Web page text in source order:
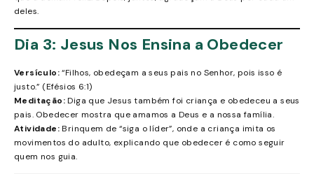
deles.
Dia 3: Jesus Nos Ensina a Obedecer
Versículo:“Filhos, obedeçam a seus pais no Senhor, pois isso é
justo.” (Efésios 6:1)
Meditação:Diga que Jesus também foi criança e obedeceu a seus
pais. Obedecer mostra que amamos a Deus e a nossa família.
Atividade:Brinquem de “siga o líder”, onde a criança imita os
movimentos do adulto, explicando que obedecer é como seguir
quem nos guia.